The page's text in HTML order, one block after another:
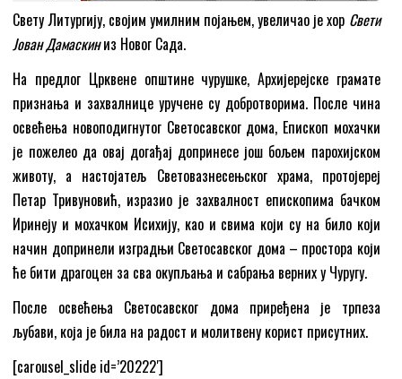
Свету Литургију, својим умилним појањем, увеличао је хор Свети
Јован Дамаскиниз Новог Сада.
На предлог Црквене општине чурушке, Архијерејске грамате
признања и захвалнице уручене су добротворима. После чина
освећења новоподигнутог Светосавског дома, Епископ мохачки
је пожелео да овај догађај допринесе још бољем парохијском
животу, а настојатељ Световазнесењског храма, протојереј
Петар Тривуновић, изразио је захвалност епископима бачком
Иринеју и мохачком Исихију, као и свима који су на било који
начин допринели изградњи Светосавског дома – простора који
ће бити драгоцен за сва окупљања и сабрања верних у Чуругу.
После освећења Светосавског дома приређена је трпеза
љубави, која је била на радост и молитвену корист присутних.
[carousel_slide id=’20222′]